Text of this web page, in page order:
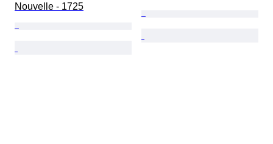
Nouvelle - 1725